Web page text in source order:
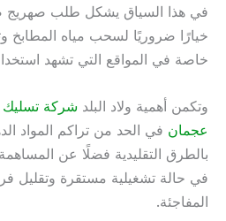
في هذا السياق يشكل طلب
خيارًا ضروريًا لسحب مياه المطابخ
خاصة في المواقع التي تشهد
وتكمن أهمية ولاد البلد شركة
عجمان في الحد من تراكم المواد
بالطرق التقليدية فضلًا عن
في حالة تشغيلية مستقرة وتقليل
المفاجئة.